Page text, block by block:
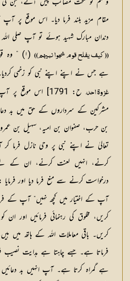
مقام مزید بلند فرما دیا۔ اس موقع پر
دندان مبارک شہید ہوئے تو آپ صلی اللہ
((کیف یفلح قوم شجوا نبیھم))
(١) ” وہ
ہے جس نے اپنے اپنے نبی کو زخمی
غزوة احد، ح: 1791]
اس موقع پر
مشرکین کے سرداروں کے حق میں بد دعا
بن حرب، صفوان بن امیہ، سہیل بن
تعالیٰ نے اپنے نبی پر وحی نازل فرما
کرنے، انہیں لعنت کرنے، ان کے
درخواست کرنے سے منع فرما دیا اور فرمایا :
آپ کے اختیار میں کچھ نہیں“ آپ کے
کریں، مخلوق کی رہنمائی فرمائیں اور
کریں۔ باقی معاملات اللہ کے ہاتھ میں
فرماتا ہے۔ جسے چاہتا ہے ہدایت نصیب
ہے گمراہ کرتا ہے۔ آپ انہیں بد دعائیں